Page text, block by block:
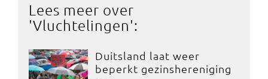
Lees meer over
'Vluchtelingen':
Duitsland laat weer
beperkt gezinshereniging